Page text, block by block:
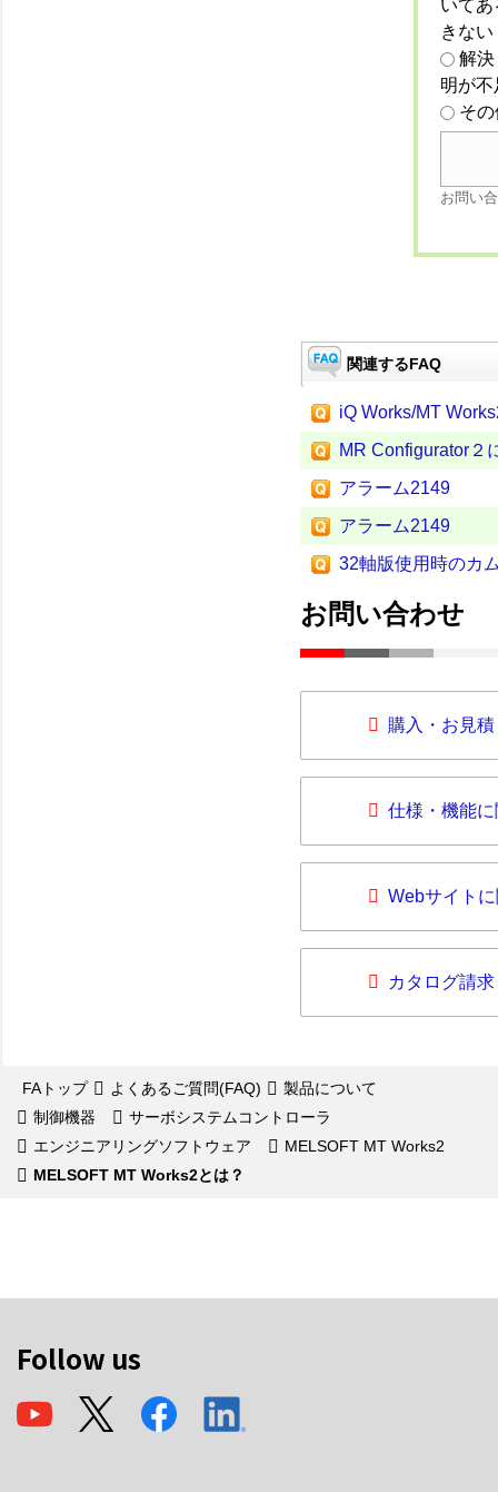
いて
きない
解
明が
そ
お問い
関連するFAQ
iQ Works/MT
MR Configurator２
アラーム2149
アラーム2149
32軸版使用時のカ
お問い合わせ
購入・お見
仕様・機能
Webサイト
カタログ請求
FAトップ よくあるご質問(FAQ)
製品について
制御機器
サーボシステムコントローラ
エンジニアリングソフトウェア
MELSOFT MT Works2
MELSOFT MT Works2とは？
Follow us